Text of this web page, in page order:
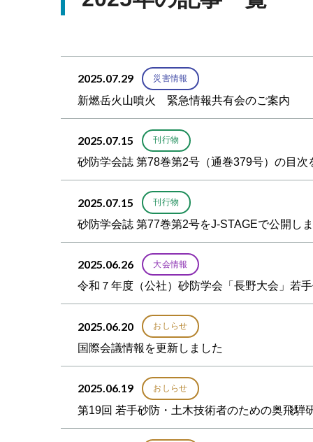
2025.07.29 災害情報
新燃岳火山噴火 緊急情報共有会のご案内
2025.07.15 刊行物
砂防学会誌 第78巻第2号（通巻379号）の目次
2025.07.15 刊行物
砂防学会誌 第77巻第2号をJ-STAGEで公開し
2025.06.26 大会情報
令和７年度（公社）砂防学会「長野大会」若
2025.06.20 おしらせ
国際会議情報を更新しました
2025.06.19 おしらせ
第19回 若手砂防・土木技術者のための奥飛騨